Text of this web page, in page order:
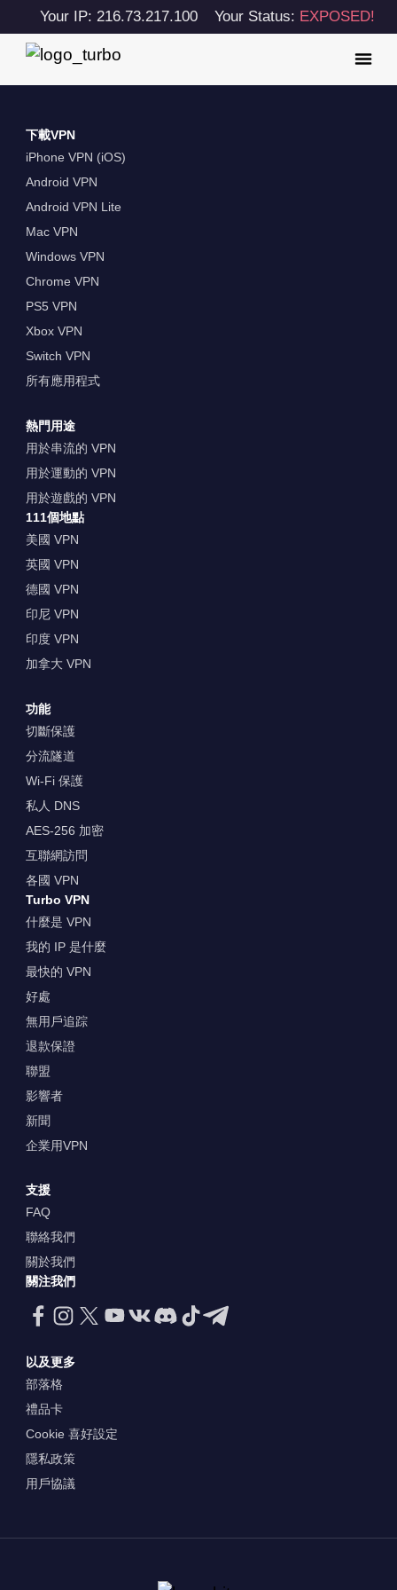
Your IP: 216.73.217.100 Your Status: EXPOSED!
下載VPN
iPhone VPN (iOS)
Android VPN
Android VPN Lite
Mac VPN
Windows VPN
Chrome VPN
PS5 VPN
Xbox VPN
Switch VPN
所有應用程式
熱門用途
用於串流的 VPN
用於運動的 VPN
用於遊戲的 VPN
111個地點
美國 VPN
英國 VPN
德國 VPN
印尼 VPN
印度 VPN
加拿大 VPN
功能
切斷保護
分流隧道
Wi-Fi 保護
私人 DNS
AES-256 加密
互聯網訪問
各國 VPN
Turbo VPN
什麼是 VPN
我的 IP 是什麼
最快的 VPN
好處
無用戶追踪
退款保證
聯盟
影響者
新聞
企業用VPN
支援
FAQ
聯絡我們
關於我們
關注我們
以及更多
部落格
禮品卡
Cookie 喜好設定
隱私政策
用戶協議